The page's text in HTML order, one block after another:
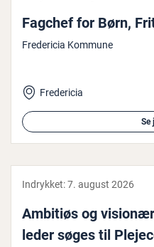
Fagchef for Børn,
Fredericia Kommune
Fredericia
Se
Indrykket:7. august 2026
Ambitiøs og
le­der søges til